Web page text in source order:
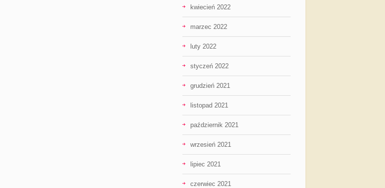
kwiecień 2022
marzec 2022
luty 2022
styczeń 2022
grudzień 2021
listopad 2021
październik 2021
wrzesień 2021
lipiec 2021
czerwiec 2021